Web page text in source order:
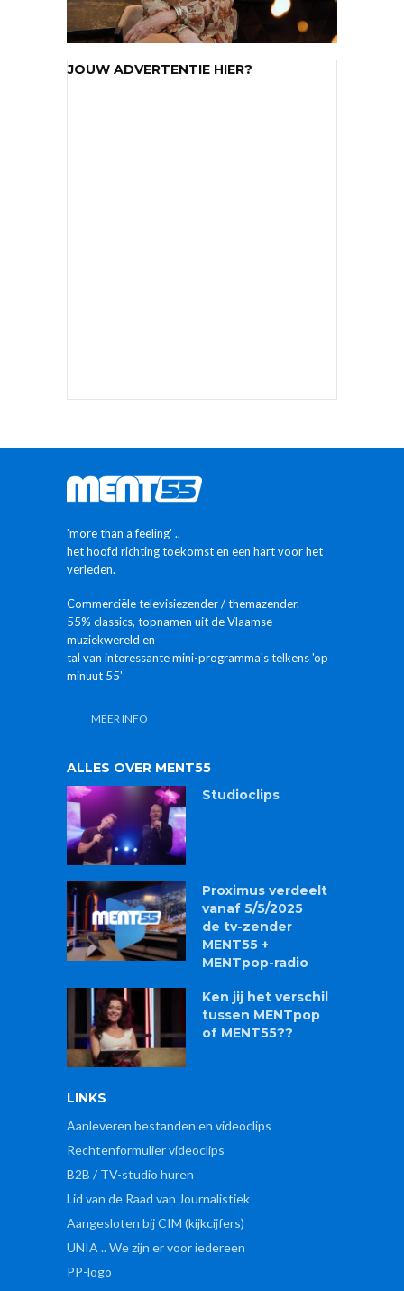
JOUW ADVERTENTIE HIER?
'more than a feeling' ..
het hoofd richting toekomst en een hart voor het
verleden.
Commerciële televisiezender / themazender.
55% classics, topnamen uit de Vlaamse
muziekwereld en
tal van interessante mini-programma's telkens 'op
minuut 55'
MEER INFO
ALLES OVER MENT55
Studioclips
Proximus verdeelt
vanaf 5/5/2025
de tv-zender
MENT55 +
MENTpop-radio
Ken jij het verschil
tussen MENTpop
of MENT55??
LINKS
Aanleveren bestanden en videoclips
Rechtenformulier videoclips
B2B / TV-studio huren
Lid van de Raad van Journalistiek
Aangesloten bij CIM (kijkcijfers)
UNIA .. We zijn er voor iedereen
PP-logo